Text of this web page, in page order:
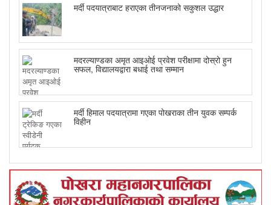
मर्दी पदयात्राबाट हराएका तीनजनाको सकुशल उद्धार
मदरल्याण्डका अमृत आइओई प्रवेश परीक्षामा दोस्रो हुन
सफल, विद्यालयद्वारा बधाई तथा सम्मान
मर्दी हिमाल पदयात्रामा गएका पोखराका तीन युवक सम्पर्क
विहीन